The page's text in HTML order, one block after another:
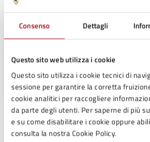
Consenso Dettagli
Questo sito web utilizza i cookie
Questo sito utilizza i cookie tecnici di
sessione per garantire la corretta
cookie analitici per raccogliere
da parte degli utenti. Per saperne di più
e su come disabilitare i cookie oppure
consulta la nostra Cookie Policy.
Segreteria
Telefono:0547699740
E-mail:
Unità organizzativa